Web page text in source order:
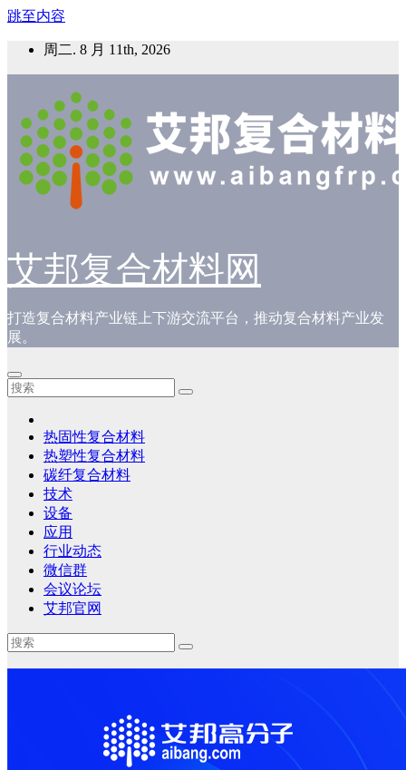
跳至内容
周二. 8 月 11th, 2026
艾邦复合材料网
打造复合材料产业链上下游交流平台，推动复合材料产业发
展。
热固性复合材料
热塑性复合材料
碳纤复合材料
技术
设备
应用
行业动态
微信群
会议论坛
艾邦官网